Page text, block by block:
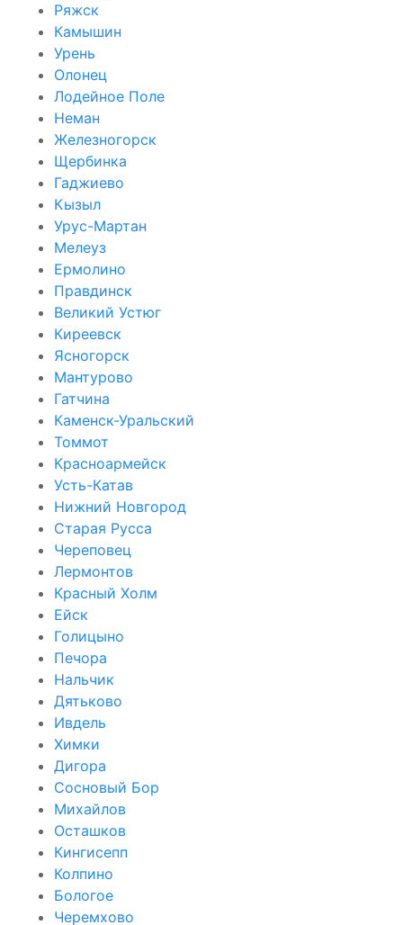
Ряжск
Камышин
Урень
Олонец
Лодейное Поле
Неман
Железногорск
Щербинка
Гаджиево
Кызыл
Урус-Мартан
Мелеуз
Ермолино
Правдинск
Великий Устюг
Киреевск
Ясногорск
Мантурово
Гатчина
Каменск-Уральский
Томмот
Красноармейск
Усть-Катав
Нижний Новгород
Старая Русса
Череповец
Лермонтов
Красный Холм
Ейск
Голицыно
Печора
Нальчик
Дятьково
Ивдель
Химки
Дигора
Сосновый Бор
Михайлов
Осташков
Кингисепп
Колпино
Бологое
Черемхово